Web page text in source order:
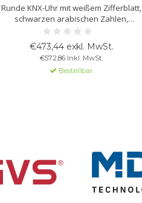
Runde KNX-Uhr mit weißem Zifferblatt,
schwarzen arabischen Zahlen,
schwarzen Stunden-/Minutenzeigern
und rotem Sekundenzeiger. Ø 400 mm.
€473,44 exkl. MwSt.
€572,86 Inkl. MwSt.
Bestellbar